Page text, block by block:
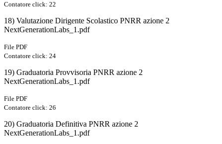
Contatore click: 22
18) Valutazione Dirigente Scolastico PNRR azione 2
NextGenerationLabs_1.pdf
File PDF
Contatore click: 24
19) Graduatoria Provvisoria PNRR azione 2
NextGenerationLabs_1.pdf
File PDF
Contatore click: 26
20) Graduatoria Definitiva PNRR azione 2
NextGenerationLabs_1.pdf